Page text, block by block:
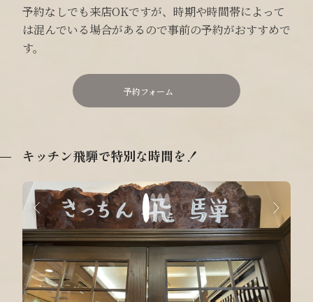
予約なしでも来店OKですが、時期や時間帯によって
は混んでいる場合があるので事前の予約がおすすめで
す。
予約フォーム
キッチン飛騨で特別な時間を！